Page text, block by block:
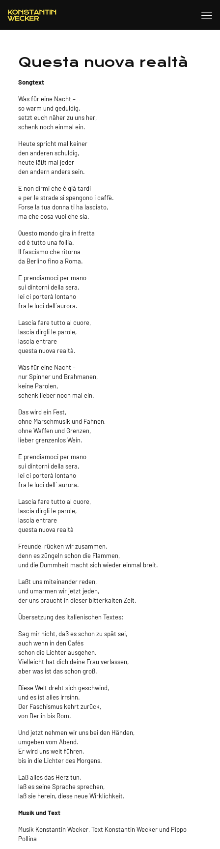
Questa nuova realtà
Songtext
Was für eine Nacht –
so warm und geduldig,
setzt euch näher zu uns her,
schenk noch einmal ein.
Heute spricht mal keiner
den anderen schuldig,
heute läßt mal jeder
den andern anders sein.
E non dirmi che è già tardi
e per le strade si spengono i caffè.
Forse la tua donna ti ha lasciato,
ma che cosa vuoi che sia.
Questo mondo gira in fretta
ed è tutto una follia.
Il fascismo che ritorna
da Berlino fino a Roma.
E prendiamoci per mano
sui dintorni della sera,
lei ci porterà lontano
fra le luci dell´aurora.
Lascia fare tutto al cuore,
lascia dirgli le parole,
lascia entrare
questa nuova realtà.
Was für eine Nacht –
nur Spinner und Brahmanen,
keine Parolen,
schenk lieber noch mal ein.
Das wird ein Fest,
ohne Marschmusik und Fahnen,
ohne Waffen und Grenzen,
lieber grenzenlos Wein.
E prendiamoci per mano
sui dintorni della sera,
lei ci porterà lontano
fra le luci dell´ aurora.
Lascia fare tutto al cuore,
lascia dirgli le parole,
lascia entrare
questa nuova realtà
Freunde, rücken wir zusammen,
denn es züngeln schon die Flammen,
und die Dummheit macht sich wieder einmal breit.
Laßt uns miteinander reden,
und umarmen wir jetzt jeden,
der uns braucht in dieser bitterkalten Zeit.
Übersetzung des italienischen Textes:
Sag mir nicht, daß es schon zu spät sei,
auch wenn in den Cafés
schon die Lichter ausgehen.
Vielleicht hat dich deine Frau verlassen,
aber was ist das schon groß.
Diese Welt dreht sich geschwind,
und es ist alles Irrsinn.
Der Faschismus kehrt zurück,
von Berlin bis Rom.
Und jetzt nehmen wir uns bei den Händen,
umgeben vom Abend.
Er wird uns weit führen,
bis in die Lichter des Morgens.
Laß alles das Herz tun,
laß es seine Sprache sprechen,
laß sie herein, diese neue Wirklichkeit.
Musik und Text
Musik Konstantin Wecker, Text Konstantin Wecker und Pippo
Pollina